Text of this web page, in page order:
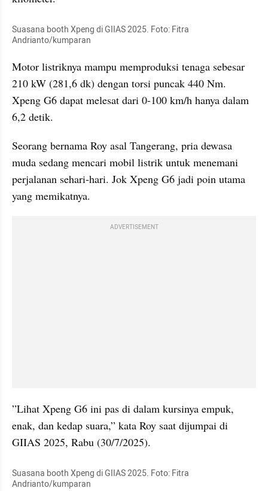
Suasana booth Xpeng di GIIAS 2025. Foto: Fitra
Andrianto/kumparan
Motor listriknya mampu memproduksi tenaga sebesar
210 kW (281,6 dk) dengan torsi puncak 440 Nm.
Xpeng G6 dapat melesat dari 0-100 km/h hanya dalam
6,2 detik.
Seorang bernama Roy asal Tangerang, pria dewasa
muda sedang mencari mobil listrik untuk menemani
perjalanan sehari-hari. Jok Xpeng G6 jadi poin utama
yang memikatnya.
ADVERTISEMENT
”Lihat Xpeng G6 ini pas di dalam kursinya empuk,
enak, dan kedap suara,” kata Roy saat dijumpai di
GIIAS 2025, Rabu (30/7/2025).
Suasana booth Xpeng di GIIAS 2025. Foto: Fitra
Andrianto/kumparan